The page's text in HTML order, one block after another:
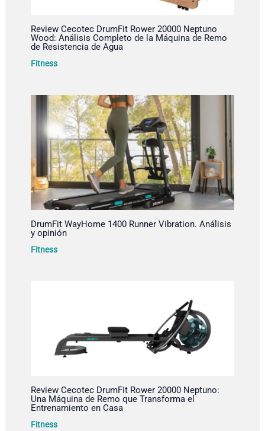
Review Cecotec DrumFit Rower 20000 Neptuno
Wood: Análisis Completo de la Máquina de Remo
de Resistencia de Agua
Fitness
DrumFit WayHome 1400 Runner Vibration. Análisis
y opinión
Fitness
Review Cecotec DrumFit Rower 20000 Neptuno:
Una Máquina de Remo que Transforma el
Entrenamiento en Casa
Fitness